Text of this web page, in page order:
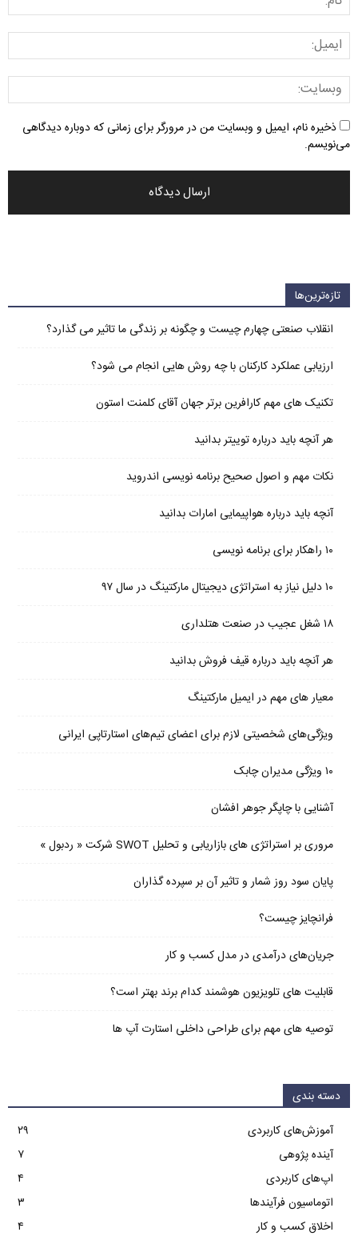
ذخیره نام، ایمیل و وبسایت من در مرورگر برای زمانی که دوباره دیدگاهی
می‌نویسم.
تازه‌ترین‌ها
انقلاب صنعتی چهارم چیست و چگونه بر زندگی ما تاثیر می گذارد؟
ارزیابی عملکرد کارکنان با چه روش هایی انجام می شود؟
تکنیک های مهم کارافرین برتر جهان آقای کلمنت استون
هر آنچه باید درباره توییتر بدانید
نکات مهم و اصول صحیح برنامه نویسی اندروید
آنچه باید درباره هواپیمایی امارات بدانید
۱۰ راهکار برای برنامه نویسی
۱۰ دلیل نیاز به استراتژی دیجیتال مارکتینگ در سال ۹۷
۱۸ شغل عجیب در صنعت هتلداری
هر آنچه باید درباره قیف فروش بدانید
معیار های مهم در ایمیل مارکتینگ
ویژگی‌های شخصیتی لازم برای اعضای تیم‌های استارتاپی ایرانی
۱۰ ویژگی مدیران چابک
آشنایی با چاپگر جوهر افشان
مروری بر استراتژی های بازاریابی و تحلیل SWOT شرکت « ردبول »
پایان سود روز شمار و تاثیر آن بر سپرده گذاران
فرانچایز چیست؟
جریان‌های درآمدی در مدل کسب و کار
قابلیت های تلویزیون هوشمند کدام برند بهتر است؟
توصیه های مهم برای طراحی داخلی استارت آپ‌ ها
دسته بندی
آموزش‌های کاربردی
۲۹
آینده پژوهی
۷
اپ‌های کاربردی
۴
اتوماسیون فرآیندها
۳
اخلاق کسب و کار
۴